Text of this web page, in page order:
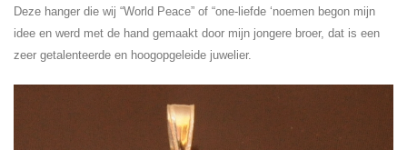
Deze hanger die wij “World Peace” of “one-liefde ‘noemen begon mijn
idee en werd met de hand gemaakt door mijn jongere broer, dat is een
zeer getalenteerde en hoogopgeleide juwelier.